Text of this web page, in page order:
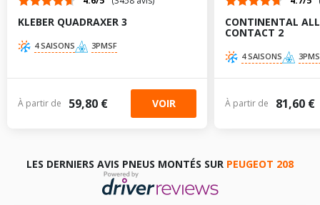
KLEBER QUADRAXER 3
4 SAISONS 3PMSF
À partir de 59,80 € VOIR
CONTINENTAL
CONTACT 2
4 SAISONS
À partir de 81,60 €
LES DERNIERS AVIS PNEUS MONTÉS SUR PEUGEOT 208